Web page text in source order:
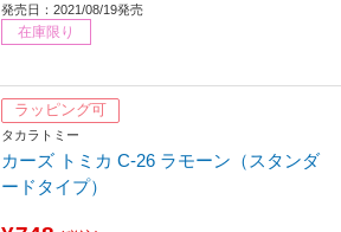
発売日：2021/08/19発売
在庫限り
ラッピング可
タカラトミー
カーズ トミカ C-26 ラモーン（スタンダ
ードタイプ）